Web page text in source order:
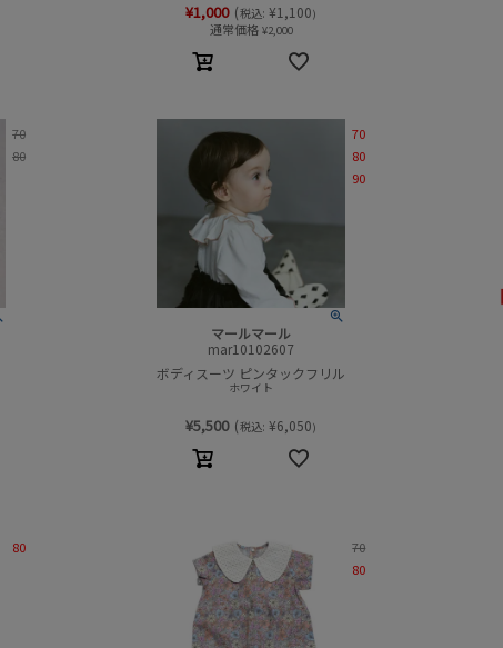
¥1,000 (税込: ¥1,100)
通常価格 ¥2,000
70
80
マールマール
mar10102607
ボディスーツ ピンタックフリル
ホワイト
¥5,500 (税込: ¥6,050)
70
80
90
80
70
80